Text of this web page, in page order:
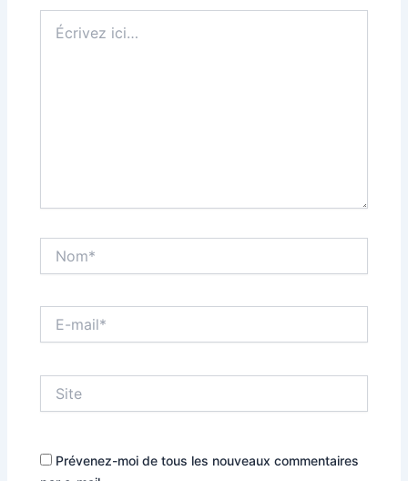
ici…
mail*
Prévenez-moi de tous les nouveaux commentaires